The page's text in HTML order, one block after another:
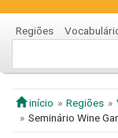
Regiões
início Regiões
Seminário Wine